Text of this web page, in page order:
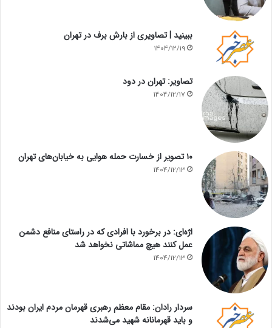
ببینید | تصاویری از بارش برف در تهران
1404/12/19
تصاویر: تهران در دود
1404/12/17
۱۰ تصویر از خسارت حمله هوایی به خیابان‌های تهران
1404/12/13
اژه‌ای: در برخورد با افرادی که در راستای منافع دشمن
عمل کنند هیچ مماشاتی نخواهد شد
1404/12/13
سردار رادان: مقام معظم رهبری قهرمان مردم ایران بودند
و باید قهرمانانه شهید می‌شدند